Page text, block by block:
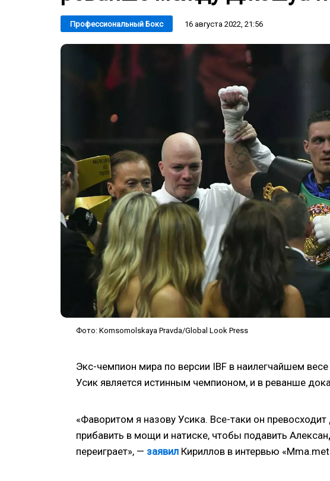
Профессиональный Бокс 16 августа 2022, 21:56
Фото: Komsomolskaya Pravda/Global Look Press
Экс-чемпион мира по версии IBF в наилегчайшем
Усик является истинным чемпионом, и в реванше
«Фаворитом я назову Усика. Все-таки он
прибавить в мощи и натиске, чтобы подавить
переиграет», — заявил Кириллов в интервью